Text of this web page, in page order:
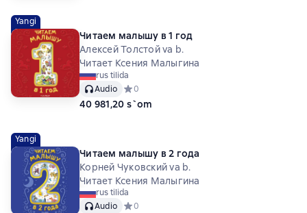
Yangi
Читаем малышу в 1 год
Алексей Толстой va b.
Читает Ксения Малыгина
rus tilida
Audio
Средний рейтинг 0 на основе 0 оценок
0
40 981,20 s`om
Yangi
Читаем малышу в 2 года
Корней Чуковский va b.
Читает Ксения Малыгина
rus tilida
Audio
Средний рейтинг 0 на основе 0 оценок
0